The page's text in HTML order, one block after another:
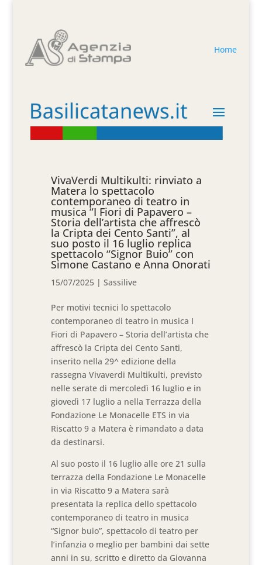
Home
VivaVerdi Multikulti: rinviato a
Matera lo spettacolo
contemporaneo di teatro in
musica “I Fiori di Papavero –
Storia dell’artista che affrescò
la Cripta dei Cento Santi”, al
suo posto il 16 luglio replica
spettacolo “Signor Buio” con
Simone Castano e Anna Onorati
15/07/2025 |Sassilive
Per motivi tecnici lo spettacolo
contemporaneo di teatro in musica I
Fiori di Papavero – Storia dell’artista che
affrescò la Cripta dei Cento Santi,
inserito nella 29^ edizione della
rassegna Vivaverdi Multikulti, previsto
nelle serate di mercoledì 16 luglio e in
giovedì 17 luglio a nella Terrazza della
Fondazione Le Monacelle ETS in via
Riscatto 9 a Matera è rimandato a data
da destinarsi.
Al suo posto il 16 luglio alle ore 21 sulla
terrazza della Fondazione Le Monacelle
in via Riscatto 9 a Matera sarà
presentata la replica dello spettacolo
contemporaneo di teatro in musica
“Signor buio”, spettacolo di teatro per
l’infanzia o meglio per bambini dai sette
anni in su, scritto e diretto da Giovanna